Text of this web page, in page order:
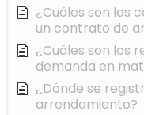
¿Cuáles son las
un contrato de
¿Cuáles son los
demanda en
¿Dónde se
arrendamiento?